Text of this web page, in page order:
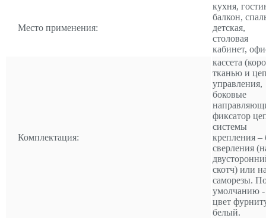
Место применения:
кухня,
балкон,
детская,
столовая
кабинет,
Комплектация:
кассета
тканью и
управления,
боковые
фиксатор
системы
крепления –
сверления
скотч) или
саморезы.
умолчанию -
цвет
белый.